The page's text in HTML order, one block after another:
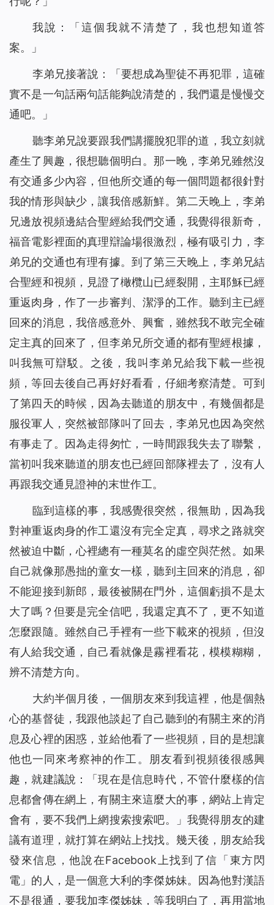
我說：「這個我就不清楚了，我也想知道答
案。」
李弟兄接著說：「要想成為聖徒不再犯罪，這確
實不是一句話兩句話能夠說清楚的，我們還是慢慢交
通吧。」
聽李弟兄說要跟我們講擺脫犯罪的道，我立刻就
產生了興趣，很想聽個明白。那一晚，李弟兄雖然沒
有交通多少內容，但他所交通的每一個問題都很針對
我的情形與缺少，讓我倍感新鮮。第二天晚上，李弟
兄邊放視頻邊結合聖經給我們交通，我覺得很新奇，
福音電影裡面的真理辯論場很激烈，極有吸引力，李
弟兄的交通也有理有據。到了第三天晚上，李弟兄結
合聖經和視頻，見證了橄欖山已經裂開，主耶穌已經
重返肉身，作了一步審判、潔淨的工作。聽到主已經
回來的消息，我倍感意外、興奮，雖然我不敢完全確
定主真的回來了，但李弟兄所交通的都有聖經根據，
叫我無可辯駁。之後，我叫李弟兄給我下載一些視
頻，等回去後自己再好好看看，仔細考察清楚。可到
了第四天的時候，因為去聽道的朋友中，有幾個都是
服役軍人，突然被部隊叫了回去，李弟兄也因為突然
有事走了。因為走得匆忙，一時間跟我失去了聯繫，
當初叫我來聽道的朋友也已經回部隊裡去了，沒有人
再跟我交通見證神的末世作工。
臨到這樣的事，我感覺很突然，很無助，因為我
對神重返肉身的作工還沒有完全定真，尋求之路就突
然被迫中斷，心裡總有一種莫名的虛空與茫然。如果
自己就像那愚拙的童女一樣，聽到主回來的消息，卻
不能迎接到新郎，最後被關在門外，這個虧損不是太
大了嗎？但要是完全信吧，我還定真不了，更不知道
怎麼跟隨。雖然自己手裡有一些下載來的視頻，但沒
有人給我交通，自己看就像是霧裡看花，模模糊糊，
辨不清楚方向。
大約半個月後，一個朋友來到我這裡，他是個熱
心的基督徒，我跟他談起了自己聽到的有關主來的消
息及心裡的困惑，並給他看了一些視頻，目的是想讓
他也一同來考察神的作工。朋友看到視頻後很感興
趣，就建議說：「現在是信息時代，不管什麼樣的信
息都會傳在網上，有關主來這麼大的事，網站上肯定
會有，要不我們上網搜索搜索吧。」我覺得朋友的建
議有道理，就打算在網站上找找。幾天後，朋友給我
發來信息，他說在Facebook上找到了信「東方閃
電」的人，是一個意大利的李傑姊妹。因為他對漢語
不是很通，要我加李傑姊妹，等我明白了，再用當地